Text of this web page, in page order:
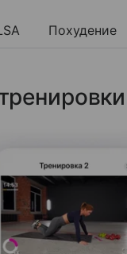
Похудение